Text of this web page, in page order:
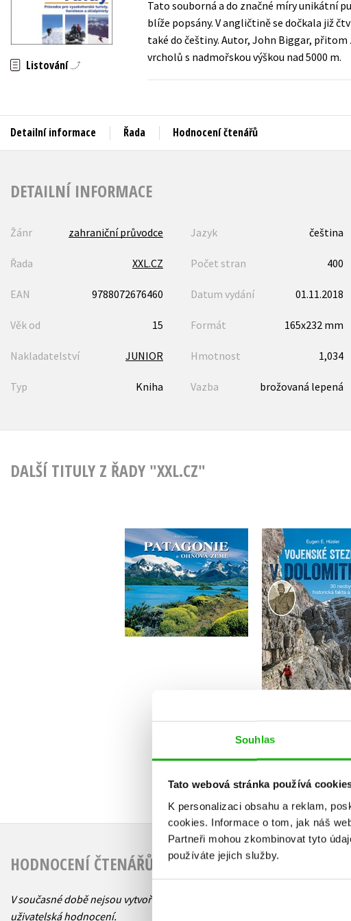
Souhlas
Tato webová stránka používá
K personalizaci obsahu a reklam,
cookies. Informace o tom, jak náš
Partneři mohou zkombinovat tyto
používáte jejich služby.
Auto - moto
Beletrie pro děti
Jazyky
Kalendáře
Listování
Tato souborná a do značné míry unikátní
blíže popsány. V angličtině se dočkala již
také do češtiny. Autor, John Biggar, přitom
vrcholů s nadmořskou výškou nad 5000 m.
Detailní informace Řada Hodnocení čtenářů
DETAILNÍ INFORMACE
Žánr zahraniční průvodce Jazyk čeština
Řada XXL.CZ Počet stran 400
EAN 9788072676460 Datum vydání 01.11.2018
Věk od 15 Formát 165x232 mm
Nakladatelství JUNIOR Hmotnost 1,034
Typ Kniha Vazba brožovaná lepená
DALŠÍ TITULY Z ŘADY "XXL.CZ"
Patagonie a Ohňová
země
Ralf Gantzhorn
Vojenské
Eugen E.
Do košíku
239 Kč
HODNOCENÍ ČTENÁŘŮ
V současné době nejsou vytvořena žádná
uživatelská hodnocení.